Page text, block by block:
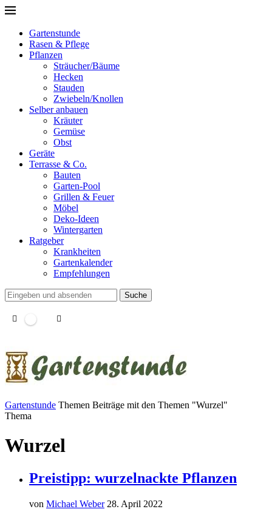
Gartenstunde
Rasen & Pflege
Pflanzen
Sträucher/Bäume
Hecken
Stauden
Zwiebeln/Knollen
Selber anbauen
Kräuter
Gemüse
Obst
Geräte
Terrasse & Co.
Bauten
Garten-Pool
Grillen & Feuer
Möbel
Deko-Ideen
Wintergarten
Ratgeber
Krankheiten
Gartenkalender
Empfehlungen
Suche
Gartenstunde Themen Beiträge mit den Themen "Wurzel"
Thema
Wurzel
Preistipp: wurzelnackte Pflanzen
von Michael Weber 28. April 2022